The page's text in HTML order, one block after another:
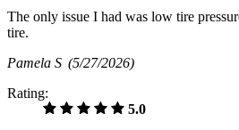
The only issue I had was low tire
tire.
Pamela S (5/27/2026)
Rating:
5.0